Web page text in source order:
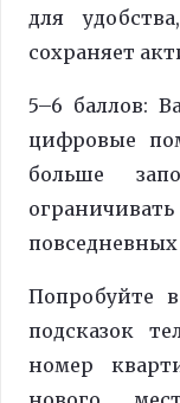
для
сохраняет
5–6 баллов:
цифровые
больше
повседневных
Попробуйте
подсказок
номер